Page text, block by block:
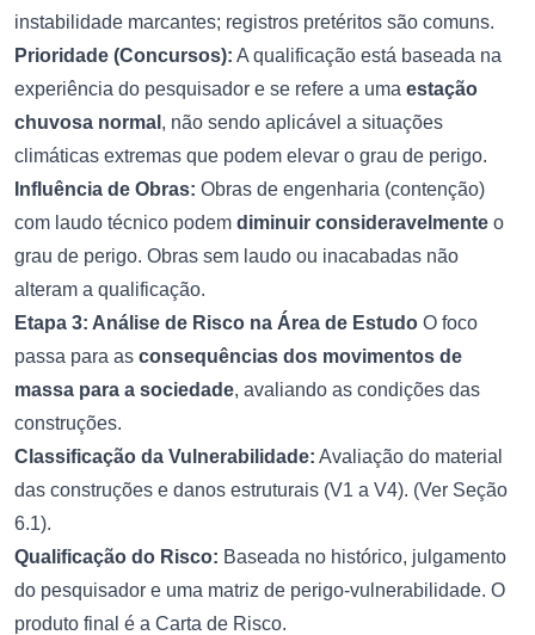
instabilidade marcantes; registros pretéritos são comuns.
Prioridade (Concursos): A qualificação está baseada na
experiência do pesquisador e se refere a uma estação
chuvosa normal , não sendo aplicável a situações
climáticas extremas que podem elevar o grau de perigo.
Influência de Obras: Obras de engenharia (contenção)
com laudo técnico podem diminuir consideravelmente o
grau de perigo. Obras sem laudo ou inacabadas não
alteram a qualificação.
Etapa 3: Análise de Risco na Área de Estudo O foco
passa para as consequências dos movimentos de
massa para a sociedade, avaliando as condições das
construções.
Classificação da Vulnerabilidade: Avaliação do material
das construções e danos estruturais (V1 a V4). (Ver Seção
6.1).
Qualificação do Risco: Baseada no histórico, julgamento
do pesquisador e uma matriz de perigo-vulnerabilidade. O
produto final é a Carta de Risco.